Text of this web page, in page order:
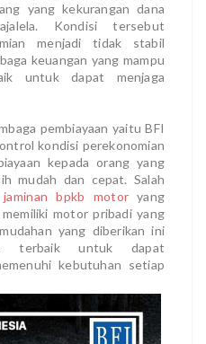
yang kekurangan dana
Kondisi tersebut
menjadi tidak stabil
keuangan yang mampu
untuk dapat menjaga
pembiayaan yaitu BFI
kondisi perekonomian
kepada orang yang
mudah dan cepat. Salah
jaminan bpkb motor yang
motor pribadi yang
yang diberikan ini
terbaik untuk dapat
kebutuhan setiap